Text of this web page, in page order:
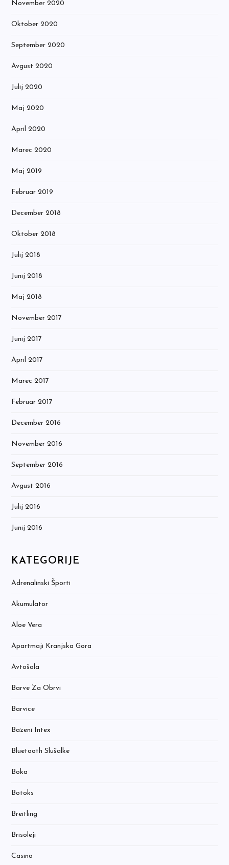
November 2020
Oktober 2020
September 2020
Avgust 2020
Julij 2020
Maj 2020
April 2020
Marec 2020
Maj 2019
Februar 2019
December 2018
Oktober 2018
Julij 2018
Junij 2018
Maj 2018
November 2017
Junij 2017
April 2017
Marec 2017
Februar 2017
December 2016
November 2016
September 2016
Avgust 2016
Julij 2016
Junij 2016
KATEGORIJE
Adrenalinski Športi
Akumulator
Aloe Vera
Apartmaji Kranjska Gora
Avtošola
Barve Za Obrvi
Barvice
Bazeni Intex
Bluetooth Slušalke
Boka
Botoks
Breitling
Brisoleji
Casino